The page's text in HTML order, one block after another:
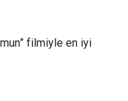
filmiyle en iyi